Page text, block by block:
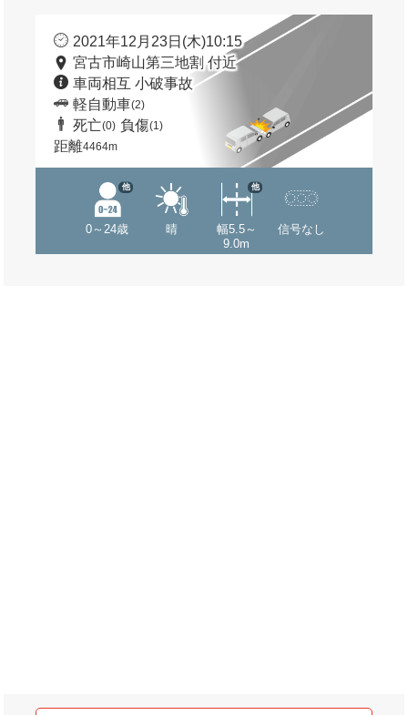
2021年12月23日(木)10:15
宮古市崎山第三地割 付近
車両相互 小破事故
軽自動車(2)
死亡(0) 負傷(1)
距離4464m
0～24歳
他
晴
幅5.5～
9.0m
他
信号なし